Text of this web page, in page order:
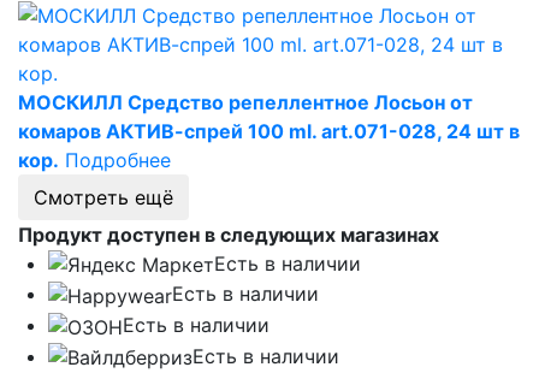
МОСКИЛЛ Средство репеллентное Лосьон от
комаров АКТИВ-спрей 100 ml. art.071-028, 24 шт в
кор. Подробнее
Смотреть ещё
Продукт доступен в следующих магазинах
Есть в наличии
Есть в наличии
Есть в наличии
Есть в наличии